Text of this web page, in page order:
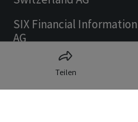
Teilen
SIX Financial Information
AG
Ringier AG | Ringier